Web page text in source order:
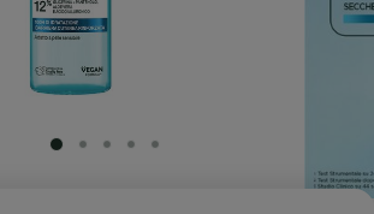
SLIDE 1
SLIDE 2
SLIDE 3
SLIDE 4
SLIDE 5